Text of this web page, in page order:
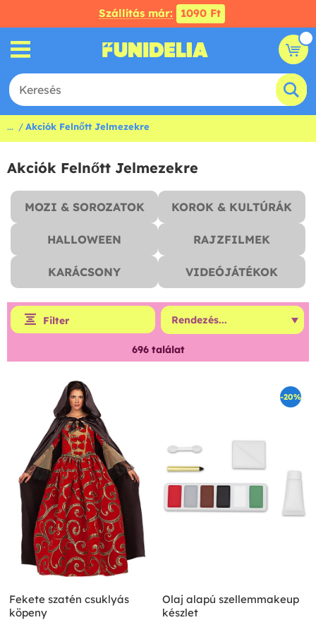
Szállítás már: 1090 Ft
... Akciók Felnőtt Jelmezekre
Akciók Felnőtt Jelmezekre
MOZI & SOROZATOK KOROK & KULTÚRÁK
HALLOWEEN RAJZFILMEK
KARÁCSONY VIDEÓJÁTÉKOK
Filter
696találat
Fekete szatén csuklyás
köpeny
-20%
Olaj alapú szellemmakeup
készlet